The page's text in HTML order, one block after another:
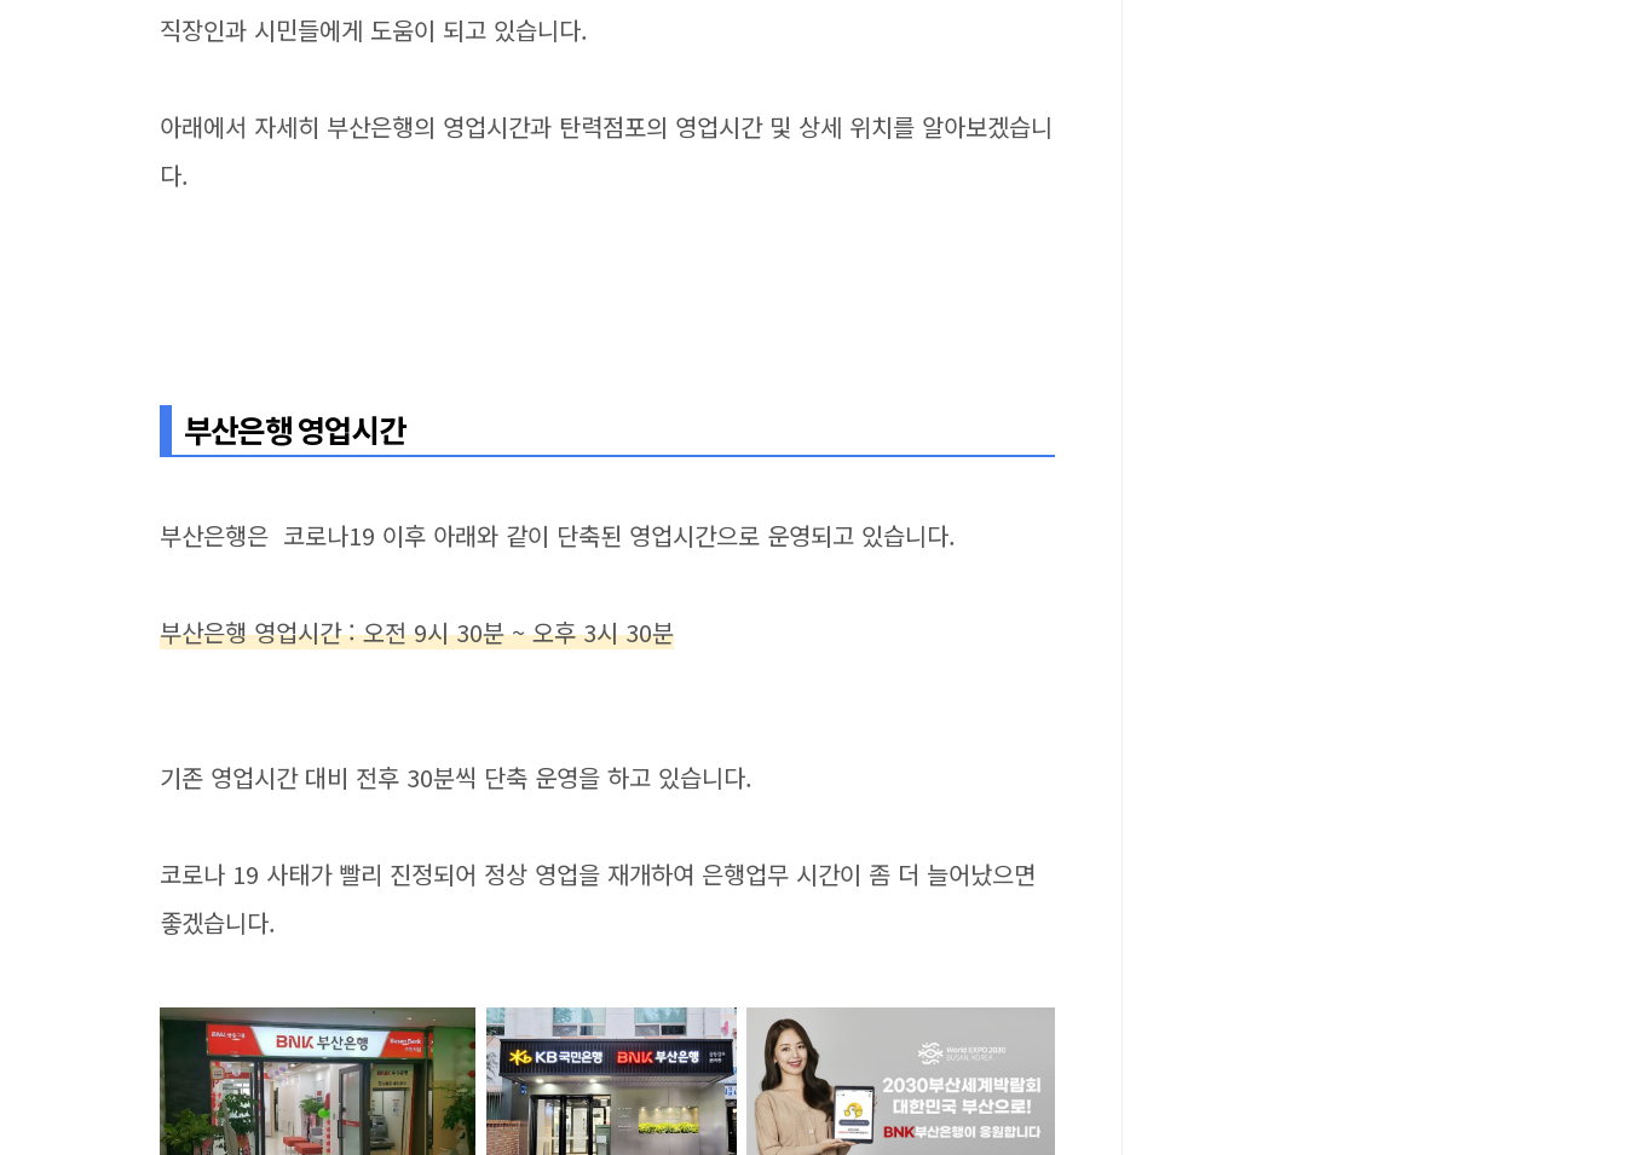
직장인과 시민들에게 도움이 되고 있습니다.
아래에서 자세히 부산은행의 영업시간과 탄력점포의 영업시간 및 상세 위치를 알아보겠습니
다.
부산은행 영업시간
부산은행은 코로나19 이후 아래와 같이 단축된 영업시간으로 운영되고 있습니다.
부산은행 영업시간 : 오전 9시 30분 ~ 오후 3시 30분
기존 영업시간 대비 전후 30분씩 단축 운영을 하고 있습니다.
코로나 19 사태가 빨리 진정되어 정상 영업을 재개하여 은행업무 시간이 좀 더 늘어났으면
좋겠습니다.